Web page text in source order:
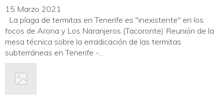
15 Marzo 2021
La plaga de termitas en Tenerife es "inexistente" en los
focos de Arona y Los Naranjeros (Tacoronte) Reunión de la
mesa técnica sobre la erradicación de las termitas
subterráneas en Tenerife -...